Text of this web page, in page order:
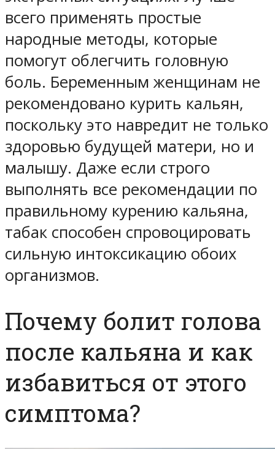
всего применять простые
народные методы, которые
помогут облегчить головную
боль. Беременным женщинам не
рекомендовано курить кальян,
поскольку это навредит не только
здоровью будущей матери, но и
малышу. Даже если строго
выполнять все рекомендации по
правильному курению кальяна,
табак способен спровоцировать
сильную интоксикацию обоих
организмов.
Почему болит голова
после кальяна и как
избавиться от этого
симптома?